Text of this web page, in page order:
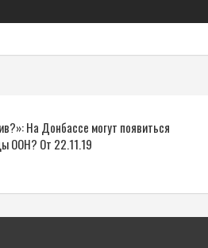
На Донбассе могут появиться
ООН? От 22.11.19